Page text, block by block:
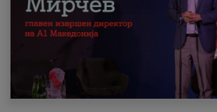
Приватни Деловни
Поддршка
Надополни кредит